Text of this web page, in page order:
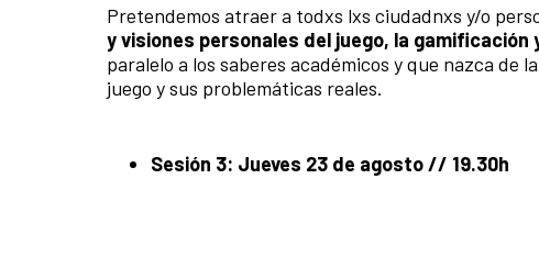
Pretendemos atraer a todxs lxs ciudadnxs y/o
y visiones personales del juego, la
paralelo a los saberes académicos y que nazca
juego y sus problemáticas reales.
Sesión 3: Jueves 23 de agosto // 19.30h